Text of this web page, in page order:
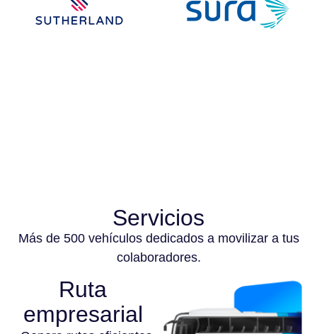
Servicios
Más de 500 vehículos dedicados a movilizar a tus
colaboradores.
Ruta
empresarial